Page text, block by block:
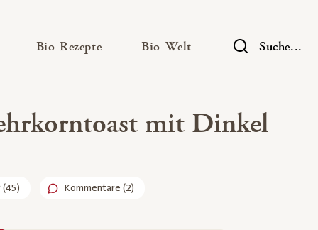
Untermenü ausklappen
Bio-Rezepte— Untermenü ausklappen
Bio-Welt — UntermenüSuche...
mit Dinkel
(45) Kommentare (2)